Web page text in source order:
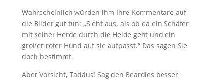
Wahrscheinlich würden ihm Ihre Kommentare auf
die Bilder gut tun: „Sieht aus, als ob da ein Schäfer
mit seiner Herde durch die Heide geht und ein
großer roter Hund auf sie aufpasst.“ Das sagen Sie
doch bestimmt.
Aber Vorsicht, Tadäus! Sag den Beardies besser